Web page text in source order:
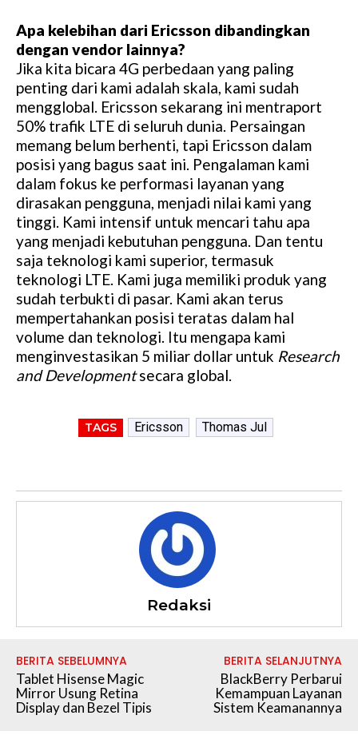
Apa kelebihan dari Ericsson dibandingkan
dengan vendor lainnya?
Jika kita bicara 4G perbedaan yang paling
penting dari kami adalah skala, kami sudah
mengglobal. Ericsson sekarang ini mentraport
50% trafik LTE di seluruh dunia. Persaingan
memang belum berhenti, tapi Ericsson dalam
posisi yang bagus saat ini. Pengalaman kami
dalam fokus ke performasi layanan yang
dirasakan pengguna, menjadi nilai kami yang
tinggi. Kami intensif untuk mencari tahu apa
yang menjadi kebutuhan pengguna. Dan tentu
saja teknologi kami superior, termasuk
teknologi LTE. Kami juga memiliki produk yang
sudah terbukti di pasar. Kami akan terus
mempertahankan posisi teratas dalam hal
volume dan teknologi. Itu mengapa kami
menginvestasikan 5 miliar dollar untuk Research
and Developmentsecara global.
TAGS Ericsson Thomas Jul
Redaksi
BERITA SEBELUMNYA
Tablet Hisense Magic
Mirror Usung Retina
Display dan Bezel Tipis
BERITA SELANJUTNYA
BlackBerry Perbarui
Kemampuan Layanan
Sistem Keamanannya